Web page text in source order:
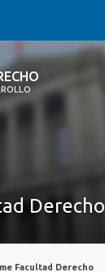
Derecho
Facultad Derecho